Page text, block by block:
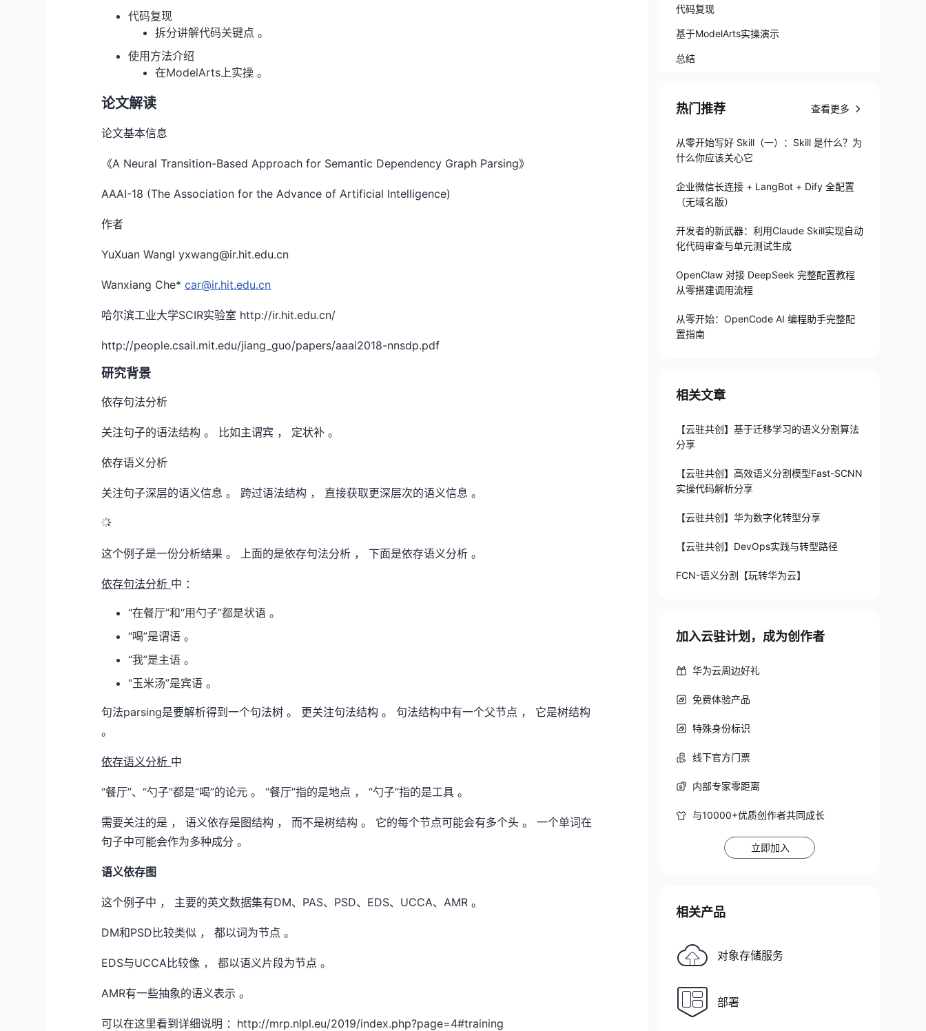
代码复现
拆分讲解代码关键点 。
使用方法介绍
在ModelArts上实操 。
论文解读
论文基本信息
《A Neural Transition-Based Approach for Semantic Dependency Graph Parsing》
AAAI-18 (The Association for the Advance of Artificial Intelligence)
作者
YuXuan Wangl yxwang@ir.hit.edu.cn
Wanxiang Che*car@ir.hit.edu.cn
哈尔滨工业大学SCIR实验室 http://ir.hit.edu.cn/
http://people.csail.mit.edu/jiang_guo/papers/aaai2018-nnsdp.pdf
研究背景
依存句法分析
关注句子的语法结构 。 比如主谓宾 ， 定状补 。
依存语义分析
关注句子深层的语义信息 。 跨过语法结构 ， 直接获取更深层次的语义信息 。
这个例子是一份分析结果 。 上面的是依存句法分析 ， 下面是依存语义分析 。
依存句法分析 中 ：
“在餐厅”和“用勺子”都是状语 。
“喝”是谓语 。
“我”是主语 。
“玉米汤”是宾语 。
句法parsing是要解析得到一个句法树 。 更关注句法结构 。 句法结构中有一个父节点 ， 它是树结构
。
依存语义分析 中
“餐厅”、“勺子”都是“喝”的论元 。 “餐厅”指的是地点 ， “勺子”指的是工具 。
需要关注的是 ， 语义依存是图结构 ， 而不是树结构 。 它的每个节点可能会有多个头 。 一个单词在
句子中可能会作为多种成分 。
语义依存图
这个例子中 ， 主要的英文数据集有DM、PAS、PSD、EDS、UCCA、AMR 。
DM和PSD比较类似 ， 都以词为节点 。
EDS与UCCA比较像 ， 都以语义片段为节点 。
AMR有一些抽象的语义表示 。
可以在这里看到详细说明 ：http://mrp.nlpl.eu/2019/index.php?page=4#training
代码复现
基于ModelArts实操演示
总结
热门推荐 查看更多
从零开始写好 Skill（一）：Skill 是什么？为
什么你应该关心它
企业微信长连接 + LangBot + Dify 全配置
（无域名版）
开发者的新武器：利用Claude Skill实现自动
化代码审查与单元测试生成
OpenClaw 对接 DeepSeek 完整配置教程
从零搭建调用流程
从零开始：OpenCode AI 编程助手完整配
置指南
相关文章
【云驻共创】基于迁移学习的语义分割算法
分享
【云驻共创】高效语义分割模型Fast-SCNN
实操代码解析分享
【云驻共创】华为数字化转型分享
【云驻共创】DevOps实践与转型路径
FCN-语义分割【玩转华为云】
加入云驻计划，成为创作者
华为云周边好礼
免费体验产品
特殊身份标识
线下官方门票
内部专家零距离
与10000+优质创作者共同成长
立即加入
相关产品
对象存储服务
部署